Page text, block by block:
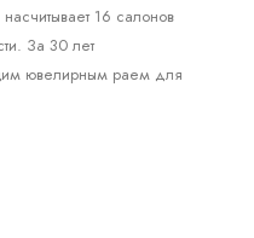
16 салонов
За 30 лет
ювелирным раем для